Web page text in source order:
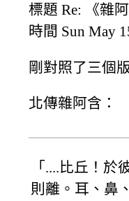
標題 Re: 《雜
時間 Sun May
剛對照了三個
北傳雜阿含：
「....比丘！
則離。耳、鼻